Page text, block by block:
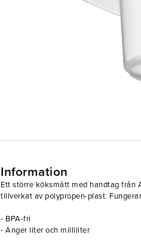
Information
Ett större köksmått med handtag från
tillverkat av polypropen-plast.
- BPA-fri
- Anger liter och milliliter